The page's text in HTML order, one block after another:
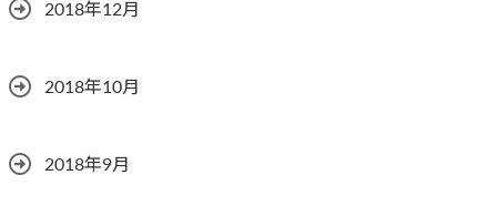
2018年12月
2018年10月
2018年9月